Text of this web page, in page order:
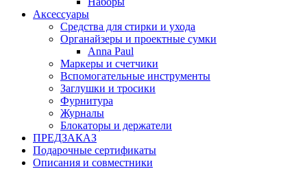
Аксессуары
Средства для стирки и ухода
Органайзеры и проектные сумки
Anna Paul
Маркеры и счетчики
Вспомогательные инструменты
Заглушки и тросики
Фурнитура
Журналы
Блокаторы и держатели
ПРЕДЗАКАЗ
Подарочные сертификаты
Описания и совместники